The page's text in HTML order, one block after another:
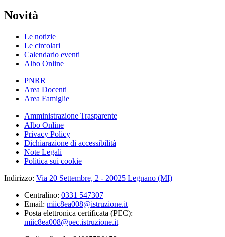
Novità
Le notizie
Le circolari
Calendario eventi
Albo Online
PNRR
Area Docenti
Area Famiglie
Amministrazione Trasparente
Albo Online
Privacy Policy
Dichiarazione di accessibilità
Note Legali
Politica sui cookie
Indirizzo: Via 20 Settembre, 2 - 20025 Legnano (MI)
Centralino: 0331 547307
Email: miic8ea008@istruzione.it
Posta elettronica certificata (PEC):
miic8ea008@pec.istruzione.it